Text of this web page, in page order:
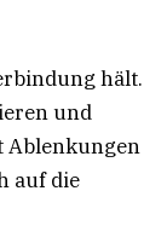
hält.
und
auf die